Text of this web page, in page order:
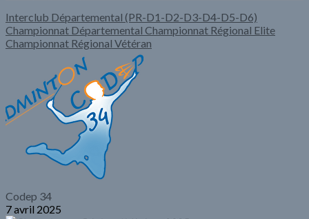
Interclub Départemental (PR-D1-D2-D3-D4-D5-D6)
Championnat Départemental Championnat Régional Elite
Championnat Régional Vétéran
Codep 34
7 avril 2025